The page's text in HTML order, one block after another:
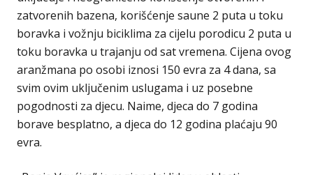
zatvorenih bazena, korišćenje saune 2 puta u toku
boravka i vožnju biciklima za cijelu porodicu 2 puta u
toku boravka u trajanju od sat vremena. Cijena ovog
aranžmana po osobi iznosi 150 evra za 4 dana, sa
svim ovim uključenim uslugama i uz posebne
pogodnosti za djecu. Naime, djeca do 7 godina
borave besplatno, a djeca do 12 godina plaćaju 90
evra.